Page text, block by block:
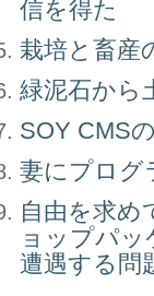
信を得た
栽培と畜産
緑泥石から
SOY CMS
妻にプログ
自由を求め
ョップパッ
遭遇する問